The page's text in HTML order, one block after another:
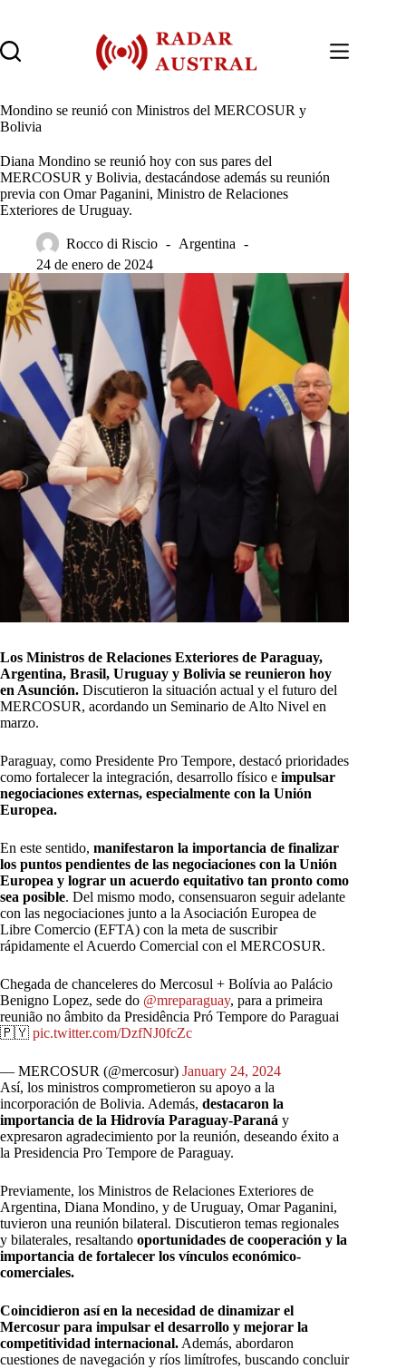
contenido
Mondino se reunió con Ministros del MERCOSUR y
Bolivia
Diana Mondino se reunió hoy con sus pares del
MERCOSUR y Bolivia, destacándose además su reunión
previa con Omar Paganini, Ministro de Relaciones
Exteriores de Uruguay.
Rocco di Riscio
Argentina
24 de enero de 2024
Los Ministros de Relaciones Exteriores de Paraguay,
Argentina, Brasil, Uruguay y Bolivia se reunieron hoy
en Asunción. Discutieron la situación actual y el futuro del
MERCOSUR, acordando un Seminario de Alto Nivel en
marzo.
Paraguay, como Presidente Pro Tempore, destacó prioridades
como fortalecer la integración, desarrollo físico e impulsar
negociaciones externas, especialmente con la Unión
Europea.
En este sentido, manifestaron la importancia de finalizar
los puntos pendientes de las negociaciones con la Unión
Europea y lograr un acuerdo equitativo tan pronto como
sea posible. Del mismo modo, consensuaron seguir adelante
con las negociaciones junto a la Asociación Europea de
Libre Comercio (EFTA) con la meta de suscribir
rápidamente el Acuerdo Comercial con el MERCOSUR.
Chegada de chanceleres do Mercosul + Bolívia ao Palácio
Benigno Lopez, sede do @mreparaguay, para a primeira
reunião no âmbito da Presidência Pró Tempore do Paraguai
🇵🇾 pic.twitter.com/DzfNJ0fcZc
— MERCOSUR (@mercosur) January 24, 2024
Así, los ministros comprometieron su apoyo a la
incorporación de Bolivia. Además, destacaron la
importancia de la Hidrovía Paraguay-Paraná y
expresaron agradecimiento por la reunión, deseando éxito a
la Presidencia Pro Tempore de Paraguay.
Previamente, los Ministros de Relaciones Exteriores de
Argentina, Diana Mondino, y de Uruguay, Omar Paganini,
tuvieron una reunión bilateral. Discutieron temas regionales
y bilaterales, resaltando oportunidades de cooperación y la
importancia de fortalecer los vínculos económico-
comerciales.
Coincidieron así en la necesidad de dinamizar el
Mercosur para impulsar el desarrollo y mejorar la
competitividad internacional. Además, abordaron
cuestiones de navegación y ríos limítrofes, buscando concluir